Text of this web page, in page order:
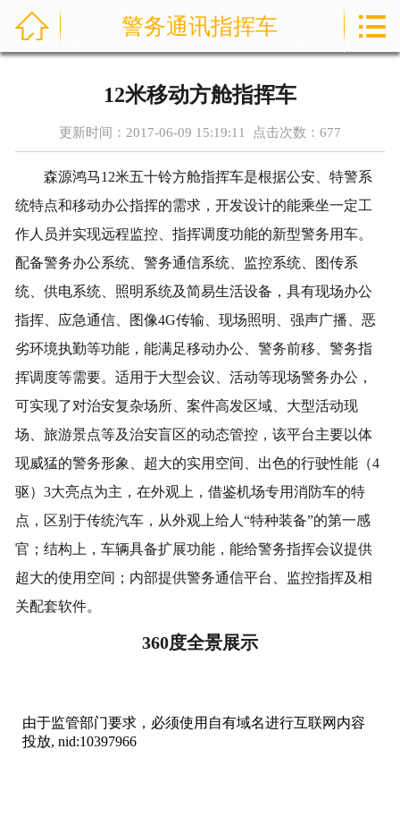

资讯中心
售后服务
关于我们
联系我们
公司实力
 警务通讯指挥车 
12米移动方舱指挥车
更新时间：2017-06-09 15:19:11 点击次数： 677
森源鸿马12米五十铃方舱指挥车是根据公安、特警系
统特点和移动办公指挥的需求，开发设计的能乘坐一定工
作人员并实现远程监控、指挥调度功能的新型警务用车。
配备警务办公系统、警务通信系统、监控系统、图传系
统、供电系统、照明系统及简易生活设备，具有现场办公
指挥、应急通信、图像4G传输、现场照明、强声广播、恶
劣环境执勤等功能，能满足移动办公、警务前移、警务指
挥调度等需要。适用于大型会议、活动等现场警务办公，
可实现了对治安复杂场所、案件高发区域、大型活动现
场、旅游景点等及治安盲区的动态管控，该平台主要以体
现威猛的警务形象、超大的实用空间、出色的行驶性能（4
驱）3大亮点为主，在外观上，借鉴机场专用消防车的特
点，区别于传统汽车，从外观上给人“特种装备”的第一感
官；结构上，车辆具备扩展功能，能给警务指挥会议提供
超大的使用空间；内部提供警务通信平台、监控指挥及相
关配套软件。
360度全景展示